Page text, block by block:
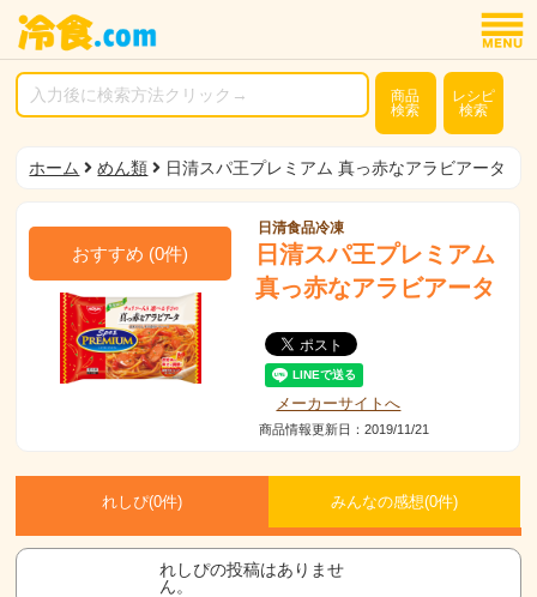
商品
検索
レシピ
検索
ホーム めん類 日清スパ王プレミアム 真っ赤なアラビアータ
おすすめ (0件)
日清食品冷凍
日清スパ王プレミアム
真っ赤なアラビアータ
メーカーサイトへ
商品情報更新日：2019/11/21
れしぴ(0件) みんなの感想(0件)
れしぴの投稿はありませ
ん。